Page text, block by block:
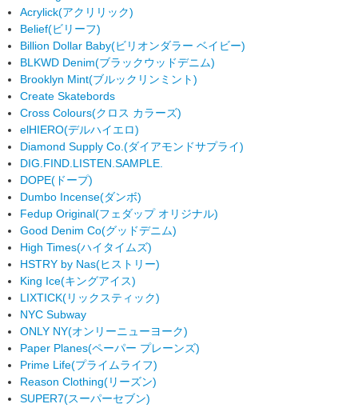
Acrylick(アクリリック)
Belief(ビリーフ)
Billion Dollar Baby(ビリオンダラー ベイビー)
BLKWD Denim(ブラックウッドデニム)
Brooklyn Mint(ブルックリンミント)
Create Skatebords
Cross Colours(クロス カラーズ)
elHIERO(デルハイエロ)
Diamond Supply Co. (ダイアモンドサプライ)
DIG.FIND.LISTEN.SAMPLE.
DOPE(ドープ)
Dumbo Incense(ダンボ)
Fedup Original(フェダップ オリジナル)
Good Denim Co(グッドデニム)
High Times(ハイタイムズ)
HSTRY by Nas(ヒストリー)
King Ice(キングアイス)
LIXTICK(リックスティック)
NYC Subway
ONLY NY(オンリーニューヨーク)
Paper Planes(ペーパー プレーンズ)
Prime Life(プライムライフ)
Reason Clothing(リーズン)
SUPER7(スーパーセブン)